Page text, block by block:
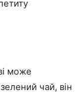
може
чай, він